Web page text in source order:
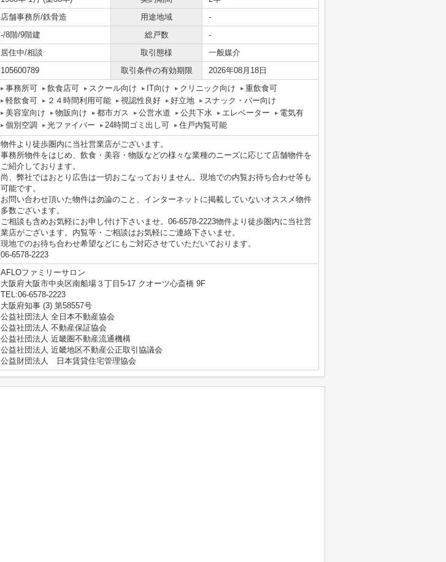
店舗事務所/鉄骨造 用途地域
-
-/8階/9階建 総戸数
-
居住中/相談 取引態様
一般媒介
105600789 取引条件の有効期限 2026年08月18日
事務所可 飲食店可 スクール向け IT向け クリニック向け
重飲食可
軽飲食可
２４時間利用可能 視認性良好 好立地
スナック・バー向け
美容室向け
物販向け 都市ガス 公営水道 公共下水 エレベーター
電気有
個別空調
光ファイバー 24時間ゴミ出し可 住戸内覧可能
物件より徒歩圏内に当社営業店がございます。
事務所物件をはじめ、飲食・美容・物販などの様々な業種のニーズに応じて店舗物件を
ご紹介しております。
尚、弊社ではおとり広告は一切おこなっておりません。現地での内覧お待ち合わせ等も
可能です。
お問い合わせ頂いた物件は勿論のこと、インターネットに掲載していないオススメ物件
多数ございます。
ご相談も含めお気軽にお申し付け下さいませ。06-6578-2223物件より徒歩圏内に当社営
業店がございます。内覧等・ご相談はお気軽にご連絡下さいませ。
現地でのお待ち合わせ希望などにもご対応させていただいております。
06-6578-2223
AFLOファミリーサロン
大阪府大阪市中央区南船場３丁目5-17 クオーツ心斎橋 9F
TEL:06-6578-2223
大阪府知事 (3) 第58557号
公益社団法人 全日本不動産協会
公益社団法人 不動産保証協会
公益社団法人 近畿圏不動産流通機構
公益社団法人 近畿地区不動産公正取引協議会
公益財団法人 日本賃貸住宅管理協会